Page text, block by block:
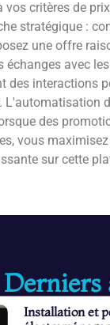
critères de
stratégique :
une offre
avec
des interactions
L'automatisation
des
vous
sur cette
Derniers
Installation et